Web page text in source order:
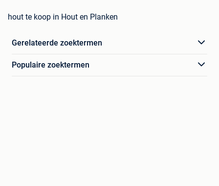
hout te koop in Hout en Planken
Gerelateerde zoektermen
Populaire zoektermen